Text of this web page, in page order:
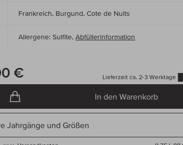
Frankreich, Burgund, Cote de Nuits
Allergene: Sulfite, Abfüllerinformation
€ Lieferzeit ca. 2-3 Werktage
In den Warenkorb